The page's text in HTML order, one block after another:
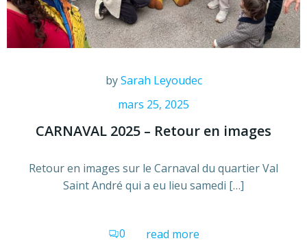
bySarah Leyoudec
mars 25, 2025
CARNAVAL 2025 – Retour en images
Retour en images sur le Carnaval du quartier Val
Saint André qui a eu lieu samedi […]
0 read more